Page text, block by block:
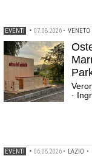
EVENTI • 07.08.2026 • VENETO
·
EVENTI • 06.08.2026 • LAZIO •